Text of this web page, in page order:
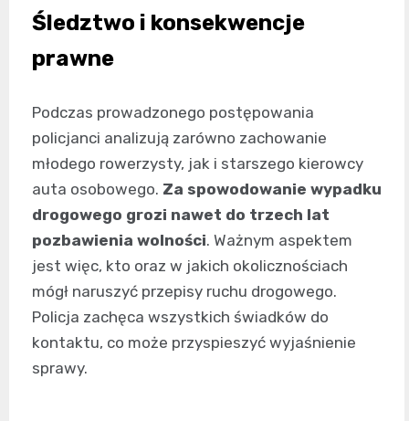
Śledztwo i konsekwencje
prawne
Podczas prowadzonego postępowania
policjanci analizują zarówno zachowanie
młodego rowerzysty, jak i starszego kierowcy
auta osobowego. Za spowodowanie wypadku
drogowego grozi nawet do trzech lat
pozbawienia wolności. Ważnym aspektem
jest więc, kto oraz w jakich okolicznościach
mógł naruszyć przepisy ruchu drogowego.
Policja zachęca wszystkich świadków do
kontaktu, co może przyspieszyć wyjaśnienie
sprawy.